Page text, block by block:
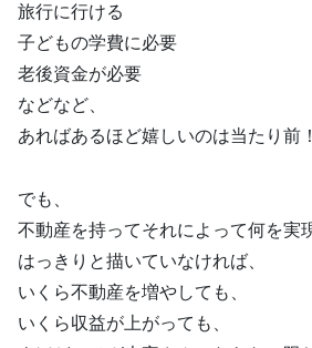
旅行に行ける
子どもの学費に必要
老後資金が必要
などなど、
あればあるほど嬉しいのは当たり前！
でも、
不動産を持ってそれによって何を実
はっきりと描いていなければ、
いくら不動産を増やしても、
いくら収益が上がっても、